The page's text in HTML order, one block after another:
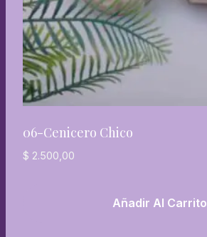
06-Cenicero Chico
$ 2.500,00
Añadir Al Carrito